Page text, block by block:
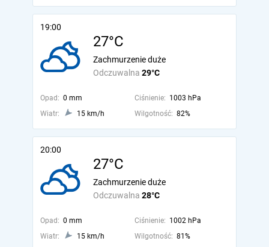
19:00
27°C
Odczuwalna 29°C
Zachmurzenie duże
Opad: 0 mm Ciśnienie: 1003 hPa
Wiatr:
15 km/h Wilgotność: 82%
20:00
27°C
Odczuwalna 28°C
Zachmurzenie duże
Opad: 0 mm Ciśnienie: 1002 hPa
Wiatr:
15 km/h Wilgotność: 81%